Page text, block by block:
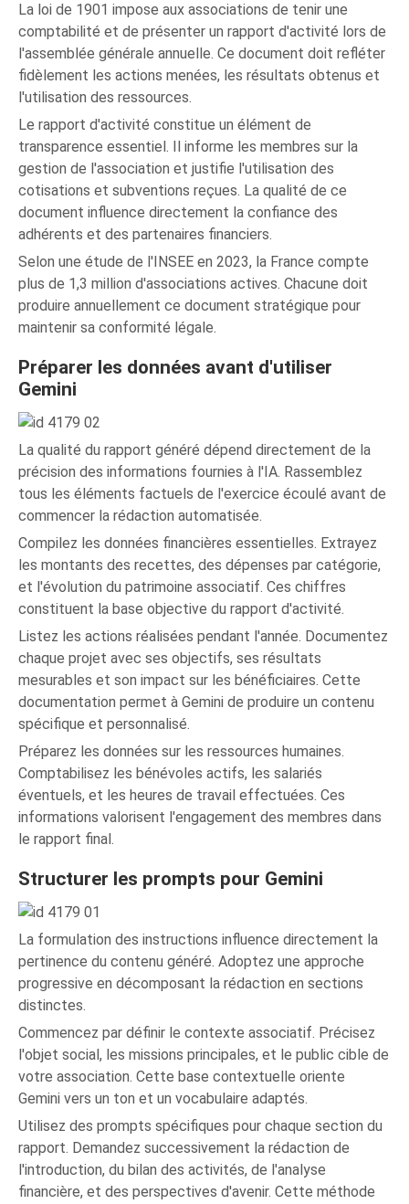
La loi de 1901 impose aux associations de tenir une
comptabilité et de présenter un rapport d'activité lors de
l'assemblée générale annuelle. Ce document doit refléter
fidèlement les actions menées, les résultats obtenus et
l'utilisation des ressources.
Le rapport d'activité constitue un élément de
transparence essentiel. Il informe les membres sur la
gestion de l'association et justifie l'utilisation des
cotisations et subventions reçues. La qualité de ce
document influence directement la confiance des
adhérents et des partenaires financiers.
Selon une étude de l'INSEE en 2023, la France compte
plus de 1,3 million d'associations actives. Chacune doit
produire annuellement ce document stratégique pour
maintenir sa conformité légale.
Préparer les données avant d'utiliser
Gemini
La qualité du rapport généré dépend directement de la
précision des informations fournies à l'IA. Rassemblez
tous les éléments factuels de l'exercice écoulé avant de
commencer la rédaction automatisée.
Compilez les données financières essentielles. Extrayez
les montants des recettes, des dépenses par catégorie,
et l'évolution du patrimoine associatif. Ces chiffres
constituent la base objective du rapport d'activité.
Listez les actions réalisées pendant l'année. Documentez
chaque projet avec ses objectifs, ses résultats
mesurables et son impact sur les bénéficiaires. Cette
documentation permet à Gemini de produire un contenu
spécifique et personnalisé.
Préparez les données sur les ressources humaines.
Comptabilisez les bénévoles actifs, les salariés
éventuels, et les heures de travail effectuées. Ces
informations valorisent l'engagement des membres dans
le rapport final.
Structurer les prompts pour Gemini
La formulation des instructions influence directement la
pertinence du contenu généré. Adoptez une approche
progressive en décomposant la rédaction en sections
distinctes.
Commencez par définir le contexte associatif. Précisez
l'objet social, les missions principales, et le public cible de
votre association. Cette base contextuelle oriente
Gemini vers un ton et un vocabulaire adaptés.
Utilisez des prompts spécifiques pour chaque section du
rapport. Demandez successivement la rédaction de
l'introduction, du bilan des activités, de l'analyse
financière, et des perspectives d'avenir. Cette méthode